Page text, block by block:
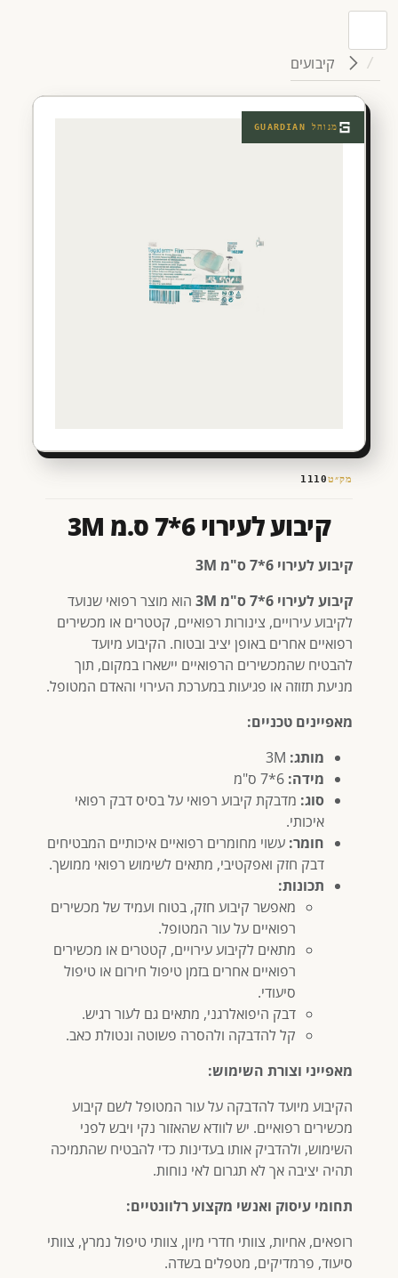
קיבועים
מנוהל GUARDIAN
מק״ט1110
קיבוע לעירוי 6*7 ס.מ 3M
קיבוע לעירוי 6*7 ס"מ 3M
קיבוע לעירוי 6*7 ס"מ 3M
הוא מוצר רפואי שנועד
לקיבוע עירויים, צינורות רפואיים, קטטרים או מכשירים
רפואיים אחרים באופן יציב ובטוח. הקיבוע מיועד
להבטיח שהמכשירים הרפואיים יישארו במקום, תוך
מניעת תזוזה או פגיעות במערכת העירוי והאדם המטופל.
מאפיינים טכניים:
מותג:
מידה:
סוג: מדבקת קיבוע רפואי על בסיס דבק רפואי
איכותי.
חומר: עשוי מחומרים רפואיים איכותיים המבטיחים
דבק חזק ואפקטיבי, מתאים לשימוש רפואי ממושך.
תכונות:
מאפשר קיבוע חזק, בטוח ועמיד של מכשירים
רפואיים על עור המטופל.
מתאים לקיבוע עירויים, קטטרים או מכשירים
רפואיים אחרים בזמן טיפול חירום או טיפול
סיעודי.
דבק היפואלרגני, מתאים גם לעור רגיש.
קל להדבקה ולהסרה פשוטה ונטולת כאב.
מאפייני וצורת השימוש:
הקיבוע מיועד להדבקה על עור המטופל לשם קיבוע
מכשירים רפואיים. יש לוודא שהאזור נקי ויבש לפני
השימוש, ולהדביק אותו בעדינות כדי להבטיח שהתמיכה
תהיה יציבה אך לא תגרום לאי נוחות.
תחומי עיסוק ואנשי מקצוע רלוונטיים:
רופאים, אחיות, צוותי חדרי מיון, צוותי טיפול נמרץ, צוותי
סיעוד, פרמדיקים, מטפלים בשדה.